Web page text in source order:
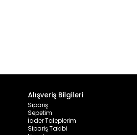
Alışveriş Bilgileri
Sipariş
Sepetim
İader Taleplerim
Sipariş Takibi